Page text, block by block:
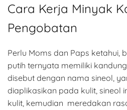
Cara Kerja Minyak
Pengobatan
Perlu Moms dan Paps ketahui,
putih ternyata memiliki
disebut dengan nama sineol,
diaplikasikan pada kulit, sineol
kulit, kemudian meredakan